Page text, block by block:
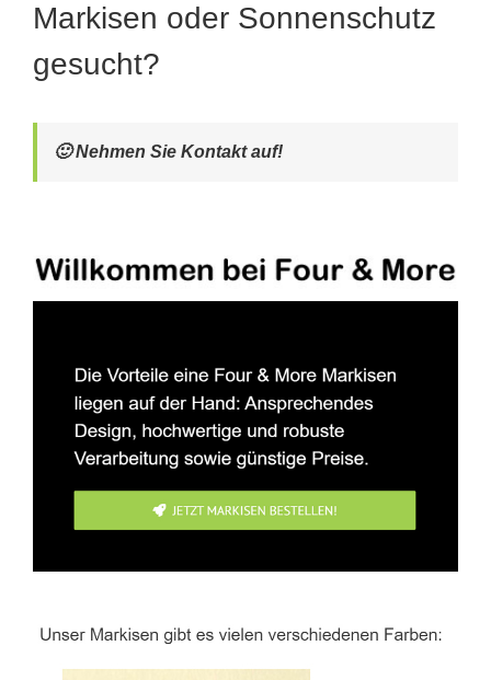
Markisen oder Sonnenschutz
gesucht?
🙂 Nehmen Sie Kontakt auf!